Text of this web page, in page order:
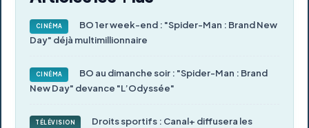
CINÉMA
BO 1er week-end : "Spider-Man : Brand New
Day" déjà multimillionnaire
CINÉMA
BO au dimanche soir : "Spider-Man : Brand
New Day" devance "L’Odyssée"
TÉLÉVISION
Droits sportifs : Canal+ diffusera les